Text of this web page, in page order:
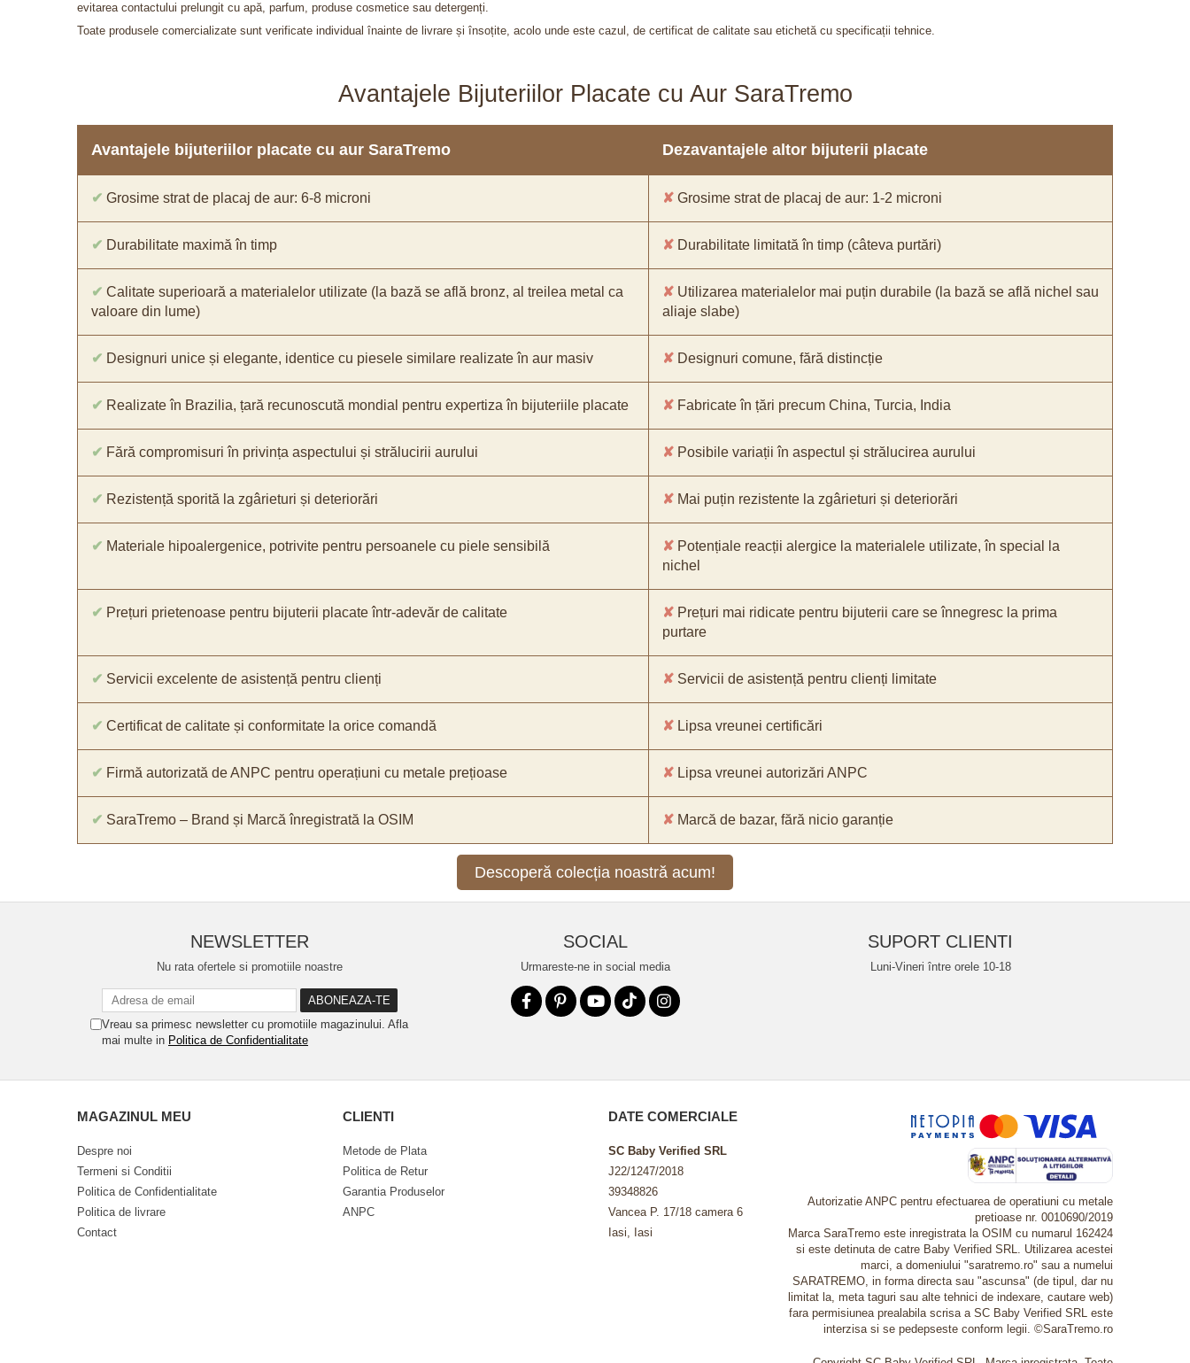
evitarea contactului prelungit cu apă, parfum, produse cosmetice sau detergenți.
Toate produsele comercializate sunt verificate individual înainte de livrare și însoțite, acolo unde este cazul, de certificat de calitate sau etichetă cu specificații tehnice.
Avantajele Bijuteriilor Placate cu Aur SaraTremo
Avantajele bijuteriilor placate cu aur SaraTremo Dezavantajele altor bijuterii placate
✔ Grosime strat de placaj de aur: 6-8 microni ✘ Grosime strat de placaj de aur: 1-2 microni
✔ Durabilitate maximă în timp ✘ Durabilitate limitată în timp (câteva purtări)
✔ Calitate superioară a materialelor utilizate (la bază se află bronz, al treilea metal ca
valoare din lume)
✘ Utilizarea materialelor mai puțin durabile (la bază se află nichel sau
aliaje slabe)
✔ Designuri unice și elegante, identice cu piesele similare realizate în aur masiv ✘ Designuri comune, fără distincție
✔ Realizate în Brazilia, țară recunoscută mondial pentru expertiza în bijuteriile placate ✘ Fabricate în țări precum China, Turcia, India
✔ Fără compromisuri în privința aspectului și strălucirii aurului ✘ Posibile variații în aspectul și strălucirea aurului
✔ Rezistență sporită la zgârieturi și deteriorări ✘ Mai puțin rezistente la zgârieturi și deteriorări
✔ Materiale hipoalergenice, potrivite pentru persoanele cu piele sensibilă ✘ Potențiale reacții alergice la materialele utilizate, în special la
nichel
✔ Prețuri prietenoase pentru bijuterii placate într-adevăr de calitate ✘ Prețuri mai ridicate pentru bijuterii care se înnegresc la prima
purtare
✔ Servicii excelente de asistență pentru clienți ✘ Servicii de asistență pentru clienți limitate
✔ Certificat de calitate și conformitate la orice comandă ✘ Lipsa vreunei certificări
✔ Firmă autorizată de ANPC pentru operațiuni cu metale prețioase ✘ Lipsa vreunei autorizări ANPC
✔ SaraTremo – Brand și Marcă înregistrată la OSIM ✘ Marcă de bazar, fără nicio garanție
Descoperă colecția noastră acum!
NEWSLETTER
Nu rata ofertele si promotiile noastre
Vreau sa primesc newsletter cu promotiile magazinului. Afla
mai multe in Politica de Confidentialitate
SOCIAL
Urmareste-ne in social media
SUPORT CLIENTI
Luni-Vineri între orele 10-18
MAGAZINUL MEU
Despre noi
Termeni si Conditii
Politica de Confidentialitate
Politica de livrare
Contact
CLIENTI
Metode de Plata
Politica de Retur
Garantia Produselor
ANPC
DATE COMERCIALE
SC Baby Verified SRL
J22/1247/2018
39348826
Vancea P. 17/18 camera 6
Iasi, Iasi
Autorizatie ANPC pentru efectuarea de operatiuni cu metale
pretioase nr. 0010690/2019
Marca SaraTremo este inregistrata la OSIM cu numarul 162424
si este detinuta de catre Baby Verified SRL. Utilizarea acestei
marci, a domeniului "saratremo.ro" sau a numelui
SARATREMO, in forma directa sau "ascunsa" (de tipul, dar nu
limitat la, meta taguri sau alte tehnici de indexare, cautare web)
fara permisiunea prealabila scrisa a SC Baby Verified SRL este
interzisa si se pedepseste conform legii. ©SaraTremo.ro